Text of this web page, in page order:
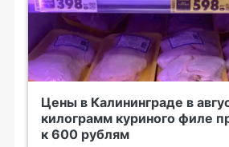
Цены в Калининграде в
килограмм куриного филе
к 600 рублям